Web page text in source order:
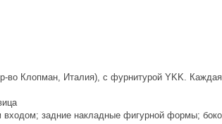
Клопман, Италия), с фурнитурой YKK.
задние накладные фигурной формы;